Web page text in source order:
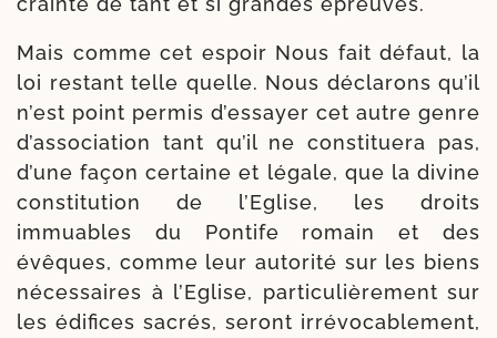
Mais comme cet espoir Nous fait défaut, la
loi res­tant telle quelle. Nous décla­rons qu’il
n’est point per­mis d’essayer cet autre genre
d’association tant qu’il ne consti­tue­ra pas,
d’une façon cer­taine et légale, que la divine
consti­tu­tion de l’Eglise, les droits
immuables du Pontife romain et des
évêques, comme leur auto­ri­té sur les biens
néces­saires à l’Eglise, par­ti­cu­liè­re­ment sur
les édi­fices sacrés, seront irré­vo­ca­ble­ment,